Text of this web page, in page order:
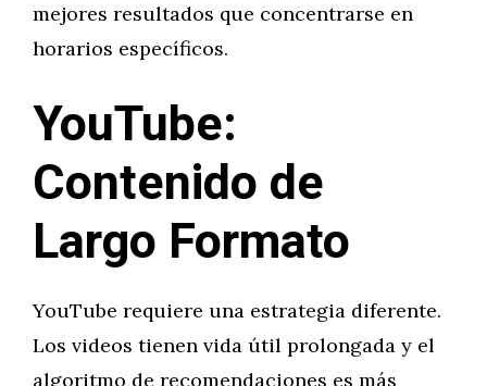
mejores resultados que concentrarse en
horarios específicos.
YouTube:
Contenido de
Largo Formato
YouTube requiere una estrategia diferente.
Los videos tienen vida útil prolongada y el
algoritmo de recomendaciones es más